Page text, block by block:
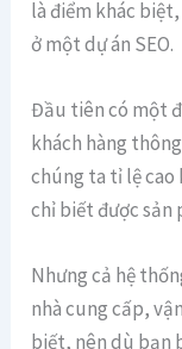
là điểm khác
ở một dự án SEO.
Đầu tiên có một
khách hàng
chúng ta tỉ lệ cao
chỉ biết được
Nhưng cả hệ
nhà cung cấp,
biết, nên dù bạn